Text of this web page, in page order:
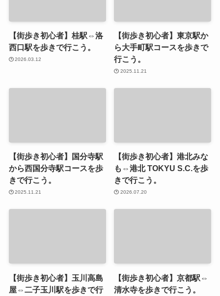
【街歩き初心者】桂駅⇔洛
西口駅を歩きで行こう。
2026.03.12
【街歩き初心者】東京駅か
ら大手町駅コースを歩きで
行こう。
2025.11.21
【街歩き初心者】国分寺駅
から西国分寺駅コースを歩
きで行こう。
2025.11.21
【街歩き初心者】港北みな
も⇔港北 TOKYU S.C.を歩
きで行こう。
2026.07.20
【街歩き初心者】玉川高島
屋⇔二子玉川駅を歩きで行
【街歩き初心者】京都駅⇔
清水寺を歩きで行こう。